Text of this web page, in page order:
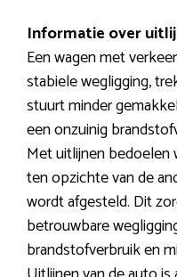
Informatie over
Een wagen met
stabiele wegligging,
stuurt minder
een onzuinig
Met uitlijnen bedoelen
ten opzichte van de
wordt afgesteld. Dit
betrouwbare
brandstofverbruik en